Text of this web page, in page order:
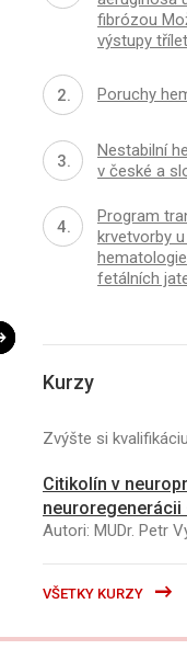
fibrózou
výstupy
Poruchy
Nestabilní
v české a
Program
krvetvorby
fetálních
Kurzy
Zvýšte si
Citikolín v
neuroregenerácii
Autori: MUDr. Petr
VŠETKY KURZY